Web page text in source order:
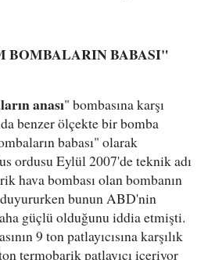
BOMBALARIN BABASI"
anası" bombasına karşı
benzer ölçekte bir bomba
babası" olarak
ordusu Eylül 2007'de teknik adı
hava bombası olan bombanın
bunun ABD'nin
güçlü olduğunu iddia etmişti.
9 ton patlayıcısına karşılık
termobarik patlayıcı içeriyor